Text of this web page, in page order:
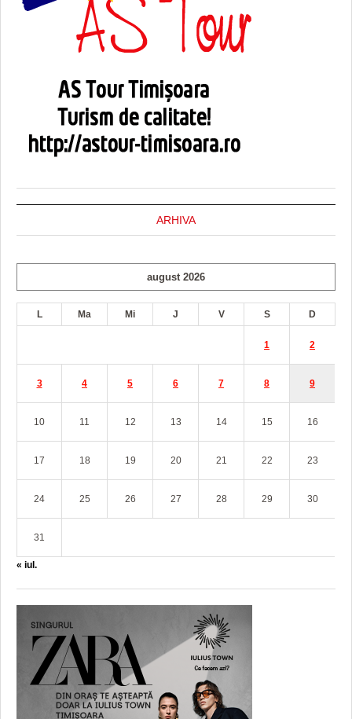
ARHIVA
august 2026
L Ma Mi J V S D
1 2
3 4 5 6 7 8 9
10 11 12 13 14 15 16
17 18 19 20 21 22 23
24 25 26 27 28 29 30
31
« iul.